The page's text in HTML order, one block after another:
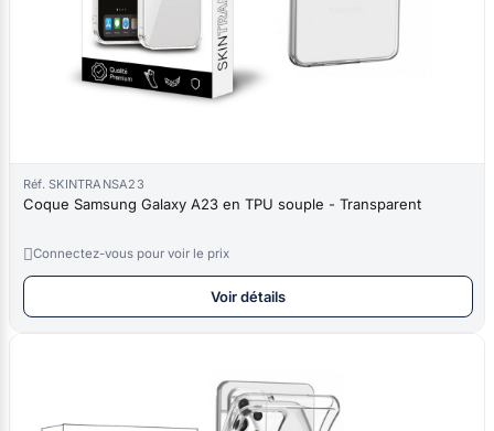
Réf. SKINTRANSA23
Coque Samsung Galaxy A23 en TPU souple - Transparent
Connectez-vous pour voir le prix
Voir détails